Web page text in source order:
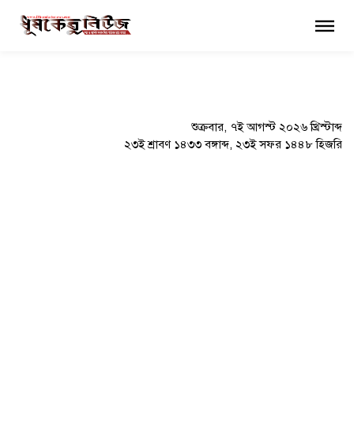
শুক্রবার, ৭ই আগস্ট ২০২৬ খ্রিস্টাব্দ
২৩ই শ্রাবণ ১৪৩৩ বঙ্গাব্দ, ২৩ই সফর ১৪৪৮ হিজরি
×